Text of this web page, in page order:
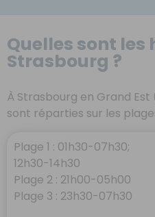
Quelles sont les
Strasbourg ?
À Strasbourg en Grand
sont réparties sur les
Plage 1 : 01h30-07h30;
12h30-14h30
Plage 2 : 21h00-05h00
Plage 3 : 23h30-07h30